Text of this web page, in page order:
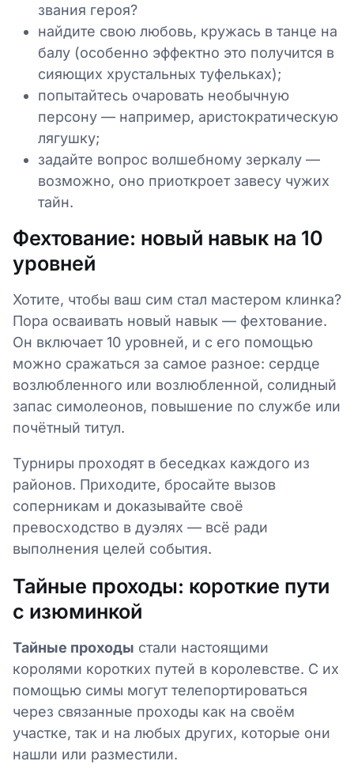
звания героя?
найдите свою любовь, кружась в танце на
балу (особенно эффектно это получится в
сияющих хрустальных туфельках);
попытайтесь очаровать необычную
персону — например, аристократическую
лягушку;
задайте вопрос волшебному зеркалу —
возможно, оно приоткроет завесу чужих
тайн.
Фехтование: новый навык на 10
уровней
Хотите, чтобы ваш сим стал мастером клинка?
Пора осваивать новый навык — фехтование.
Он включает 10 уровней, и с его помощью
можно сражаться за самое разное: сердце
возлюбленного или возлюбленной, солидный
запас симолеонов, повышение по службе или
почётный титул.
Турниры проходят в беседках каждого из
районов. Приходите, бросайте вызов
соперникам и доказывайте своё
превосходство в дуэлях — всё ради
выполнения целей события.
Тайные проходы: короткие пути
с изюминкой
Тайные проходы стали настоящими
королями коротких путей в королевстве. С их
помощью симы могут телепортироваться
через связанные проходы как на своём
участке, так и на любых других, которые они
нашли или разместили.